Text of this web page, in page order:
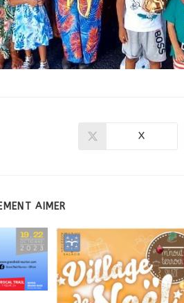
X
AIMER